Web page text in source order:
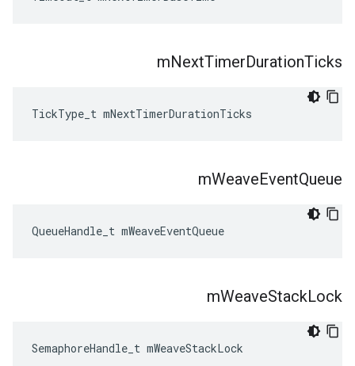
mNextTimerDurationTicks
TickType_t mNextTimerDurationTicks
mWeaveEventQueue
QueueHandle_t mWeaveEventQueue
mWeaveStackLock
SemaphoreHandle_t mWeaveStackLock